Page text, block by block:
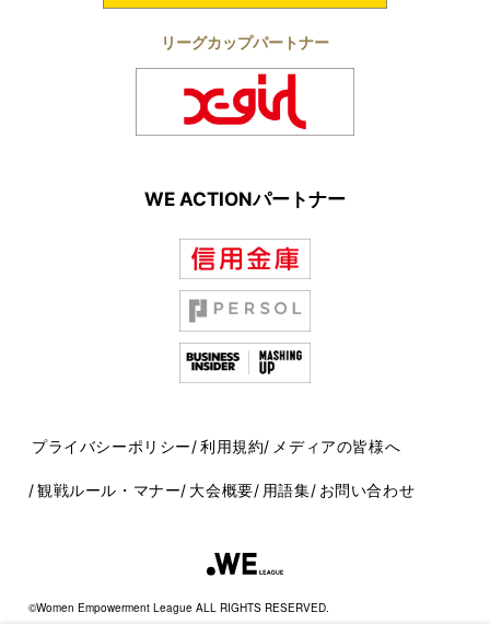
リーグカップパートナー
WE ACTIONパートナー
プライバシーポリシー 利用規約 メディアの皆様へ
観戦ルール・マナー 大会概要 用語集 お問い合わせ
©Women Empowerment League ALL RIGHTS RESERVED.